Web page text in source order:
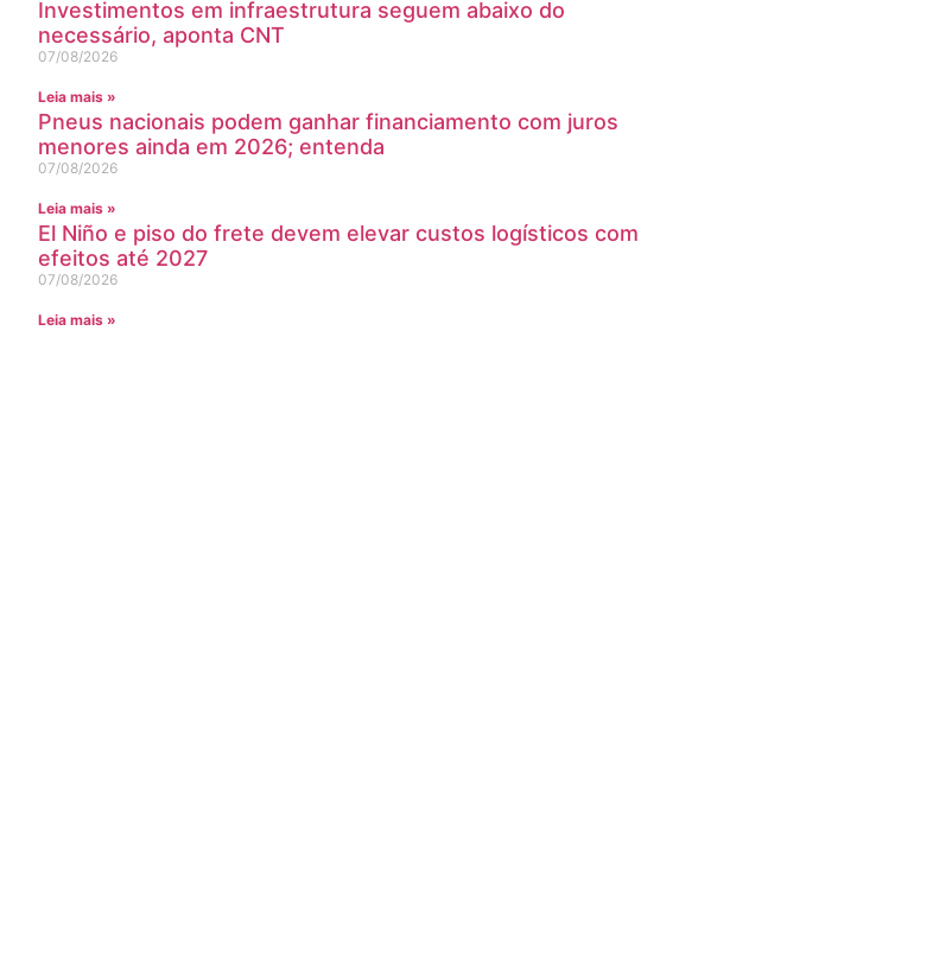
Investimentos em infraestrutura seguem abaixo do
necessário, aponta CNT
07/08/2026
Leia mais »
Pneus nacionais podem ganhar financiamento com juros
menores ainda em 2026; entenda
07/08/2026
Leia mais »
El Niño e piso do frete devem elevar custos logísticos com
efeitos até 2027
07/08/2026
Leia mais »